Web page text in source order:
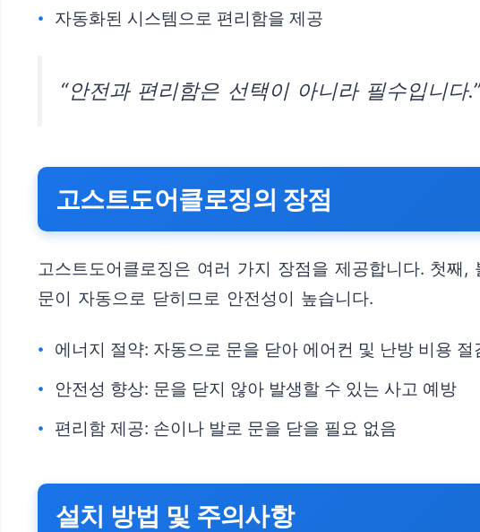
자동화된 시스템으로 편리함을 제공
“안전과 편리함은 선택이 아니라 필수입니다
고스트도어클로징의 장점
고스트도어클로징은 여러 가지 장점을 제공합니다. 첫
문이 자동으로 닫히므로 안전성이 높습니다.
에너지 절약: 자동으로 문을 닫아 에어컨 및 난방 비용 절
안전성 향상: 문을 닫지 않아 발생할 수 있는 사고 예방
편리함 제공: 손이나 발로 문을 닫을 필요 없음
설치 방법 및 주의사항